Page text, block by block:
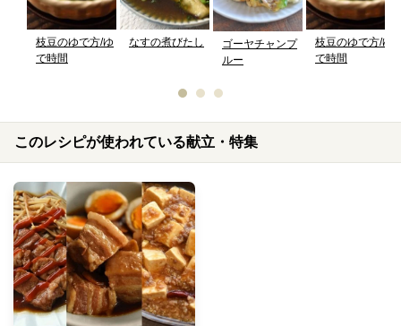
枝豆のゆで方/ゆ
で時間
なすの煮びたし
ゴーヤチャンプ
ルー
枝豆のゆで方/ゆ
で時間
このレシピが使われている献立・特集